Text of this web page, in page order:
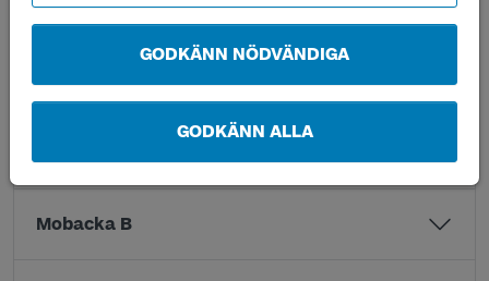
GODKÄNN NÖDVÄNDIGA
GODKÄNN ALLA
Lövåsens gård B
Mariestad resecentrum C
Mobacka B